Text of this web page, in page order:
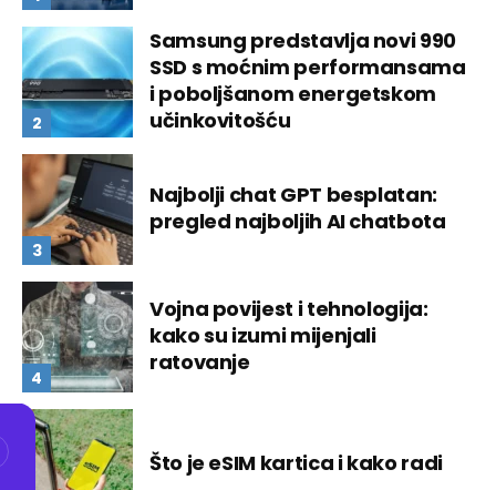
Samsung predstavlja novi 990
SSD s moćnim performansama
i poboljšanom energetskom
učinkovitošću
Najbolji chat GPT besplatan:
pregled najboljih AI chatbota
Vojna povijest i tehnologija:
kako su izumi mijenjali
ratovanje
Što je eSIM kartica i kako radi